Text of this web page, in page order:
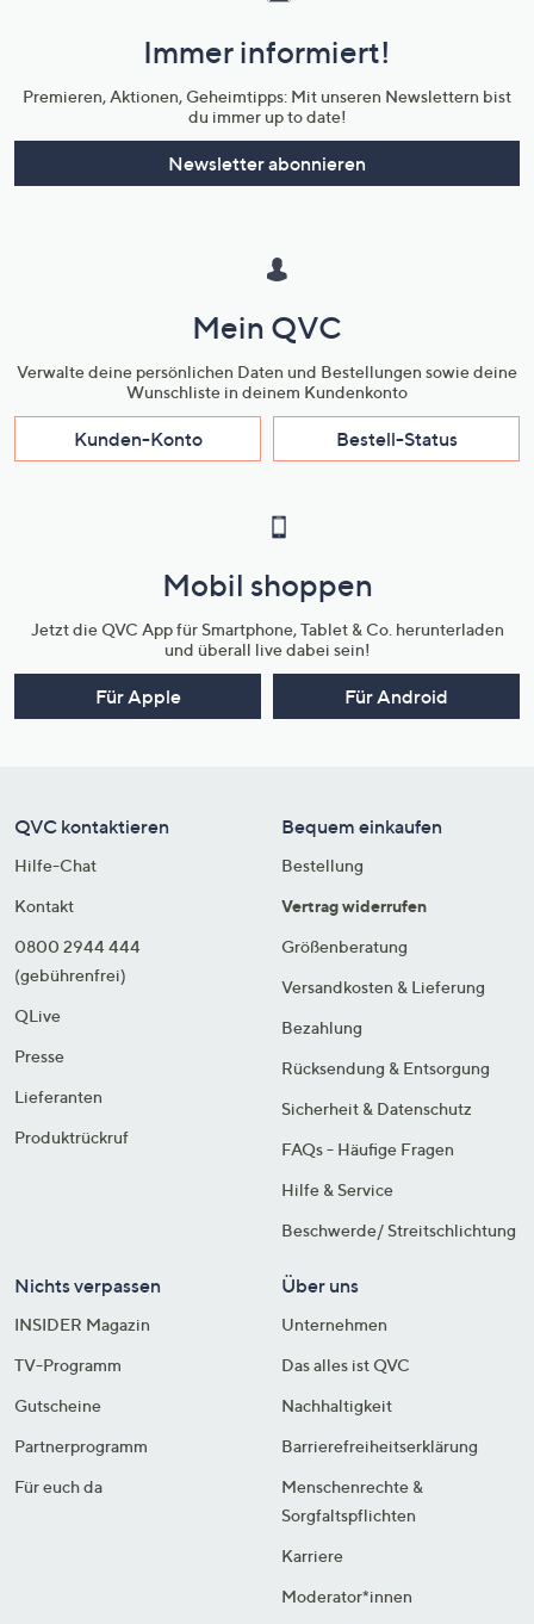
Unternehmensinformationen
Immer informiert!
Premieren, Aktionen, Geheimtipps: Mit unseren Newslettern bist
du immer up to date!
Newsletter abonnieren
Mein QVC
Verwalte deine persönlichen Daten und Bestellungen sowie deine
Wunschliste in deinem Kundenkonto
Kunden-Konto Bestell-Status
Mobil shoppen
Jetzt die QVC App für Smartphone, Tablet & Co. herunterladen
und überall live dabei sein!
Für Apple Für Android
QVC kontaktieren
Hilfe-Chat
Kontakt
0800 2944 444
(gebührenfrei)
QLive
Presse
Lieferanten
Produktrückruf
Bequem einkaufen
Bestellung
Vertrag widerrufen
Größenberatung
Versandkosten & Lieferung
Bezahlung
Rücksendung & Entsorgung
Sicherheit & Datenschutz
FAQs - Häufige Fragen
Hilfe & Service
Beschwerde/ Streitschlichtung
Nichts verpassen
INSIDER Magazin
TV-Programm
Gutscheine
Partnerprogramm
Für euch da
Über uns
Unternehmen
Das alles ist QVC
Nachhaltigkeit
Barrierefreiheitserklärung
Menschenrechte &
Sorgfaltspflichten
Karriere
Moderator*innen